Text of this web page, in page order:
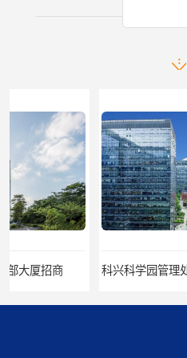
科兴科学园管理处/办公室招租/租金价格